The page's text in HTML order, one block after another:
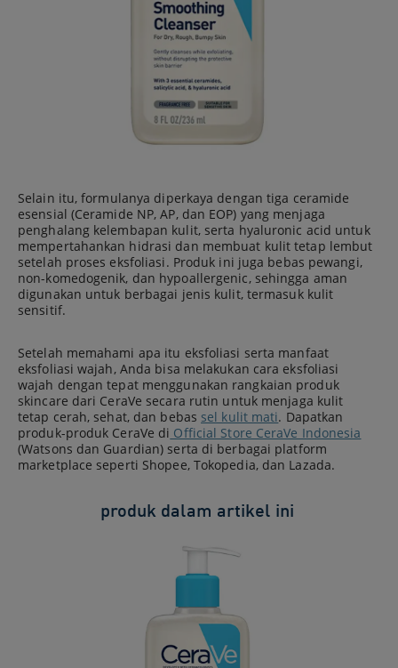
Selain itu, formulanya diperkaya dengan tiga ceramide
esensial (Ceramide NP, AP, dan EOP) yang menjaga
penghalang kelembapan kulit, serta hyaluronic acid untuk
mempertahankan hidrasi dan membuat kulit tetap lembut
setelah proses eksfoliasi. Produk ini juga bebas pewangi,
non-komedogenik, dan hypoallergenic, sehingga aman
digunakan untuk berbagai jenis kulit, termasuk kulit
sensitif.
Setelah memahami apa itu eksfoliasi serta manfaat
eksfoliasi wajah, Anda bisa melakukan cara eksfoliasi
wajah dengan tepat menggunakan rangkaian produk
skincare dari CeraVe secara rutin untuk menjaga kulit
tetap cerah, sehat, dan bebas sel kulit mati. Dapatkan
produk-produk CeraVe di Official Store CeraVe Indonesia
(Watsons dan Guardian) serta di berbagai platform
marketplace seperti Shopee, Tokopedia, dan Lazada.
produk dalam artikel ini